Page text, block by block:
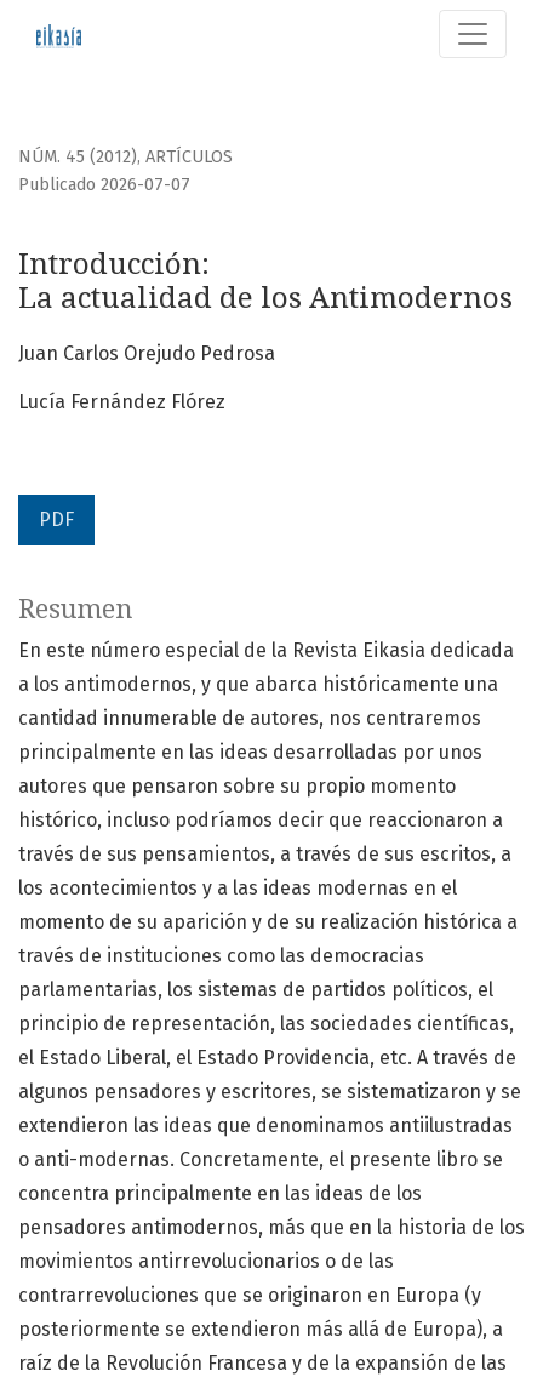
NÚM. 45 (2012), ARTÍCULOS
Introducción:
La actualidad de los Antimodernos
Publicado 2026-07-07
Juan Carlos Orejudo Pedrosa
Lucía Fernández Flórez
PDF
Resumen
En este número especial de la Revista Eikasia dedicada
a los antimodernos, y que abarca históricamente una
cantidad innumerable de autores, nos centraremos
principalmente en las ideas desarrolladas por unos
autores que pensaron sobre su propio momento
histórico, incluso podríamos decir que reaccionaron a
través de sus pensamientos, a través de sus escritos, a
los acontecimientos y a las ideas modernas en el
momento de su aparición y de su realización histórica a
través de instituciones como las democracias
parlamentarias, los sistemas de partidos políticos, el
principio de representación, las sociedades científicas,
el Estado Liberal, el Estado Providencia, etc. A través de
algunos pensadores y escritores, se sistematizaron y se
extendieron las ideas que denominamos antiilustradas
o anti-modernas. Concretamente, el presente libro se
concentra principalmente en las ideas de los
pensadores antimodernos, más que en la historia de los
movimientos antirrevolucionarios o de las
contrarrevoluciones que se originaron en Europa (y
posteriormente se extendieron más allá de Europa), a
raíz de la Revolución Francesa y de la expansión de las